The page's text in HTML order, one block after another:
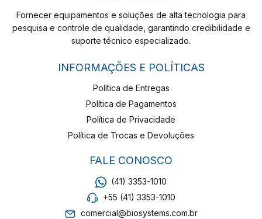
Fornecer equipamentos e soluções de alta tecnologia para
pesquisa e controle de qualidade, garantindo credibilidade e
suporte técnico especializado.
INFORMAÇÕES E POLÍTICAS
Política de Entregas
Política de Pagamentos
Política de Privacidade
Política de Trocas e Devoluções
FALE CONOSCO
(41) 3353-1010
+55 (41) 3353-1010
comercial@biosystems.com.br